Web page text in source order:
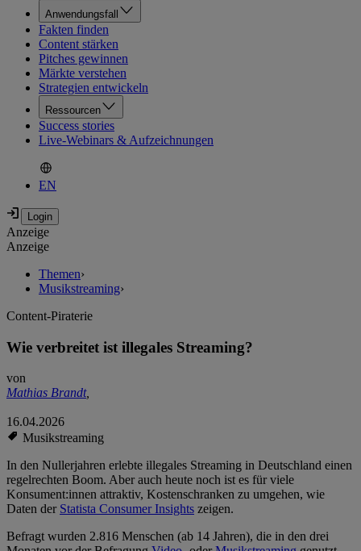
Anwendungsfall
Fakten finden
Content stärken
Pitches gewinnen
Märkte verstehen
Strategien entwickeln
Ressourcen
Success stories
Live-Webinars & Aufzeichnungen
EN
Anzeige
Anzeige
Themen›
Musikstreaming›
Content-Piraterie
Wie verbreitet ist illegales Streaming?
von
Mathias Brandt,
16.04.2026
Musikstreaming
In den Nullerjahren erlebte illegales Streaming in Deutschland einen
regelrechten Boom. Aber auch heute noch ist es für viele
Konsument:innen attraktiv, Kostenschranken zu umgehen, wie
Daten der Statista Consumer Insights zeigen.
Befragt wurden 2.816 Menschen (ab 14 Jahren), die in den drei